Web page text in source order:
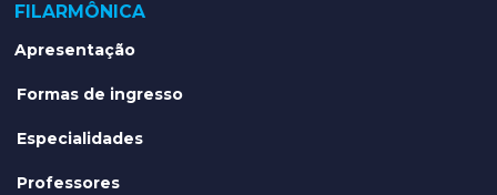
FILARMÔNICA
Apresentação
Formas de ingresso
Especialidades
Professores